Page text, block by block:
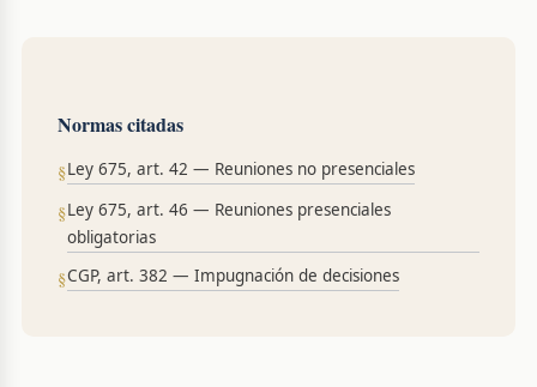
Normas citadas
Ley 675, art. 42 — Reuniones no presenciales
Ley 675, art. 46 — Reuniones presenciales
obligatorias
CGP, art. 382 — Impugnación de decisiones